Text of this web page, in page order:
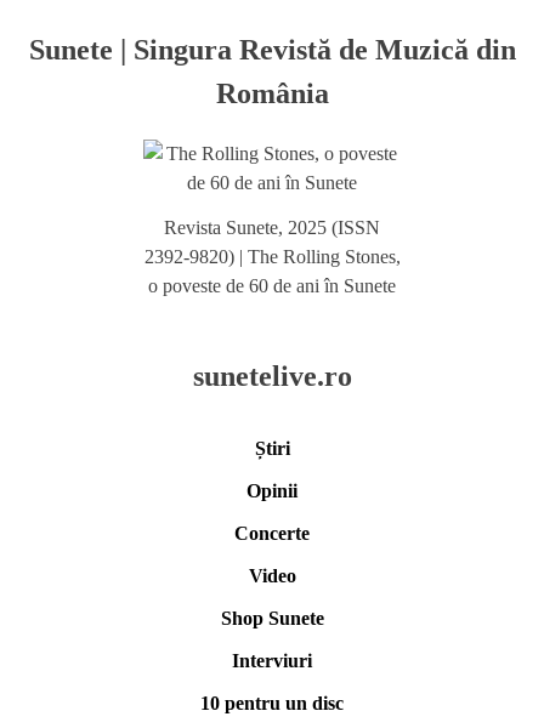
Sunete | Singura Revistă de Muzică din
România
Revista Sunete, 2025 (ISSN
2392-9820) | The Rolling Stones,
o poveste de 60 de ani în Sunete
sunetelive.ro
Știri
Opinii
Concerte
Video
Shop Sunete
Interviuri
10 pentru un disc